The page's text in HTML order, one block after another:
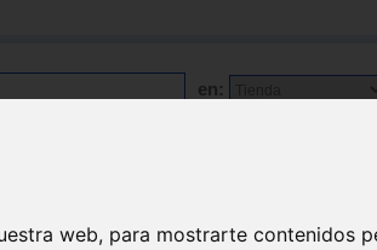
web, para mostrarte contenidos
en: